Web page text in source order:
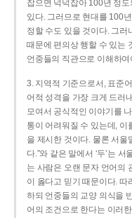
잡으면 넉넉잡아 100년 정
있다. 그러므로 현대를 100
정할 수도 있을 것이다. 그러
때문에 편의상 행할 수 있는
언중들의 직관으로 이해하여
3. 지역적 기준으로서, 표준
어적 성격을 가장 크게 드러
모여서 공식적인 이야기를
통이 어려워질 수 있는데,
을 제시한 것이다. 물론 서울
다.”와 같은 말에서 ‘두’는
는 사람은 오랜 문자 언어의
이 옳다고 믿기 때문이다.
하되 언중들의 교양 의식을
어의 조건으로 한다는 이러